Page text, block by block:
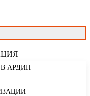
АРДИП